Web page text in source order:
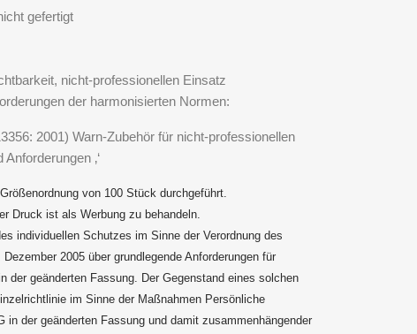
gefertigt
nicht-professionellen Einsatz
der harmonisierten Normen:
2001) Warn-Zubehör für nicht-professionellen
‚‘
von 100 Stück durchgeführt.
Druck ist als Werbung zu behandeln.
individuellen Schutzes im Sinne der Verordnung des
2005 über grundlegende Anforderungen für
der geänderten Fassung. Der Gegenstand eines solchen
im Sinne der Maßnahmen Persönliche
in der geänderten Fassung und damit zusammenhängender